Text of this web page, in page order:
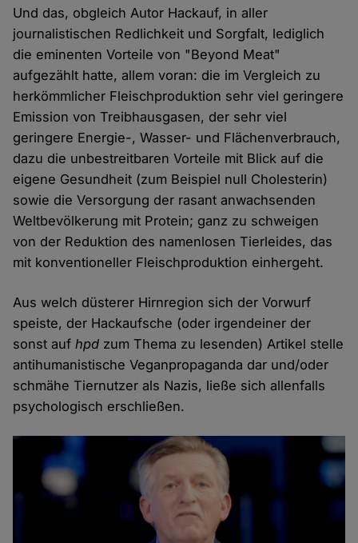
Und das, obgleich Autor Hackauf, in aller
journalistischen Redlichkeit und Sorgfalt, lediglich
die eminenten Vorteile von "Beyond Meat"
aufgezählt hatte, allem voran: die im Vergleich zu
herkömmlicher Fleischproduktion sehr viel geringere
Emission von Treibhausgasen, der sehr viel
geringere Energie-, Wasser- und Flächenverbrauch,
dazu die unbestreitbaren Vorteile mit Blick auf die
eigene Gesundheit (zum Beispiel null Cholesterin)
sowie die Versorgung der rasant anwachsenden
Weltbevölkerung mit Protein; ganz zu schweigen
von der Reduktion des namenlosen Tierleides, das
mit konventioneller Fleischproduktion einhergeht.
Aus welch düsterer Hirnregion sich der Vorwurf
speiste, der Hackaufsche (oder irgendeiner der
sonst aufhpd zum Thema zu lesenden) Artikel stelle
antihumanistische Veganpropaganda dar und/oder
schmähe Tiernutzer als Nazis, ließe sich allenfalls
psychologisch erschließen.